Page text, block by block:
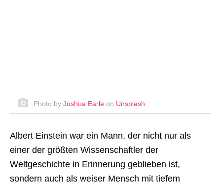
Photo by Joshua Earle on Unsplash
Albert Einstein war ein Mann, der nicht nur als
einer der größten Wissenschaftler der
Weltgeschichte in Erinnerung geblieben ist,
sondern auch als weiser Mensch mit tiefem